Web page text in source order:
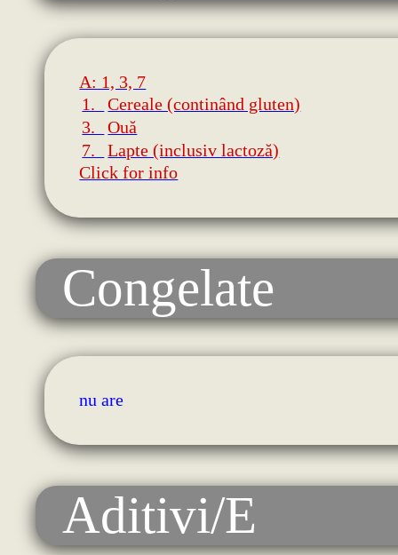
A: 1, 3, 7
1.
Cereale (continând gluten)
3.
Ouă
7.
Lapte (inclusiv lactoză)
Click for info
Congelate
nu are
Aditivi/E